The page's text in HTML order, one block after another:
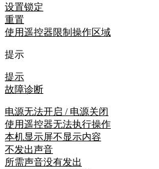
设置锁定
重置
使用遥控器限制操作区域
提示
提示
故障诊断
电源无法开启 / 电源关闭
使用遥控器无法执行操作
本机显示屏不显示内容
不发出声音
所需声音没有发出